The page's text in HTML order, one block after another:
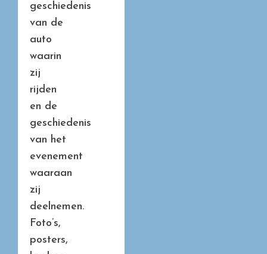
geschiedenis
van de
auto
waarin
zij
rijden
en de
geschiedenis
van het
evenement
waaraan
zij
deelnemen.
Foto’s,
posters,